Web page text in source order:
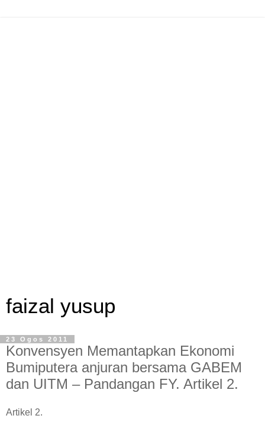
faizal yusup
23 Ogos 2011
Konvensyen Memantapkan Ekonomi
Bumiputera anjuran bersama GABEM
dan UITM – Pandangan FY. Artikel 2.
Artikel 2.